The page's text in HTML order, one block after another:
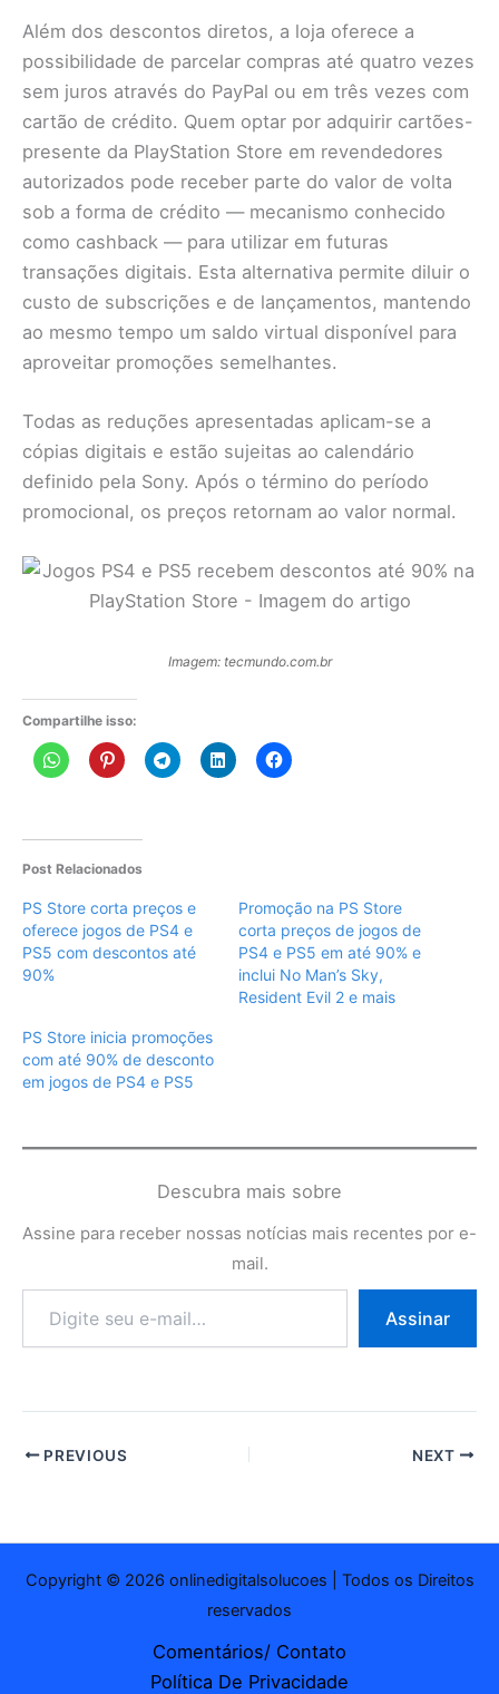
Além dos descontos diretos, a loja oferece a
possibilidade de parcelar compras até quatro vezes
sem juros através do PayPal ou em três vezes com
cartão de crédito. Quem optar por adquirir cartões-
presente da PlayStation Store em revendedores
autorizados pode receber parte do valor de volta
sob a forma de crédito — mecanismo conhecido
como cashback — para utilizar em futuras
transações digitais. Esta alternativa permite diluir o
custo de subscrições e de lançamentos, mantendo
ao mesmo tempo um saldo virtual disponível para
aproveitar promoções semelhantes.
Todas as reduções apresentadas aplicam-se a
cópias digitais e estão sujeitas ao calendário
definido pela Sony. Após o término do período
promocional, os preços retornam ao valor normal.
Imagem: tecmundo.com.br
Compartilhe isso:
Post Relacionados
PS Store corta preços e
oferece jogos de PS4 e
PS5 com descontos até
90%
Promoção na PS Store
corta preços de jogos de
PS4 e PS5 em até 90% e
inclui No Man’s Sky,
Resident Evil 2 e mais
PS Store inicia promoções
com até 90% de desconto
em jogos de PS4 e PS5
Descubra mais sobre
Assine para receber nossas notícias mais recentes por e-
mail.
e-
Assinar
PREVIOUS NEXT
Copyright © 2026 onlinedigitalsolucoes | Todos os Direitos
reservados
Comentários/ Contato
Política De Privacidade